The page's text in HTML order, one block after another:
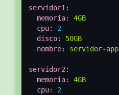
servidor1:
memoria:
4GB
cpu:
2
disco:
50GB
nombre:
servidor-app
servidor2:
memoria:
4GB
cpu:
2